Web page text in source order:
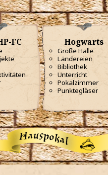
FC Hogwarts
Große Halle
Ländereien
Bibliothek
Unterricht
Pokalzimmer
Punktegläser